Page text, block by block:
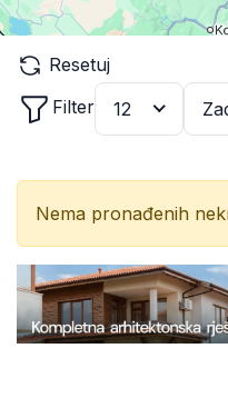
Resetuj
Filter
12
Nema pronađenih